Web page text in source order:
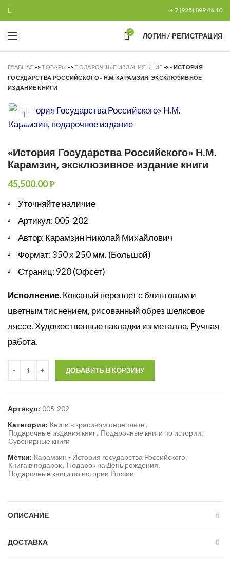
+ 7 (925) 099 46 10
0 ЛОГИН / РЕГИСТРАЦИЯ
ГЛАВНАЯ ->ТОВАРЫ -> ПОДАРОЧНЫЕ ИЗДАНИЯ КНИГ -> «ИСТОРИЯ
ГОСУДАРСТВА РОССИЙСКОГО» Н.М. КАРАМЗИН, ЭКСКЛЮЗИВНОЕ
ИЗДАНИЕ КНИГИ
Увеличить
«История Государства Российского» Н.М.
Карамзин, эксклюзивное издание книги
45,500.00Р
Уточняйте наличие
Артикул: 005-202
Автор: Карамзин Николай Михайлович
Формат: 350 х 250 мм. (Большой)
Страниц: 920 (Офсет)
Исполнение.Кожаный переплет с блинтовым и
цветным тиснением, рисованный обрез шелковое
ляссе. Художественные накладки из металла. Ручная
работа.
ДОБАВИТЬ В КОРЗИНУ
Артикул: 005-202
Категории: Книги в красивом переплете,
Подарочные издания книг, Подарочные книги по истории,
Сувенирные книги
Метки: Карамзин - История государства Российского,
Книга в подарок, Подарок на День рождения,
Подарочные книги по истории России
ОПИСАНИЕ
ДОСТАВКА